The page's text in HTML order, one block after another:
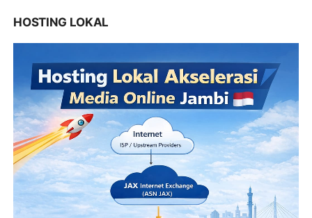
HOSTING LOKAL